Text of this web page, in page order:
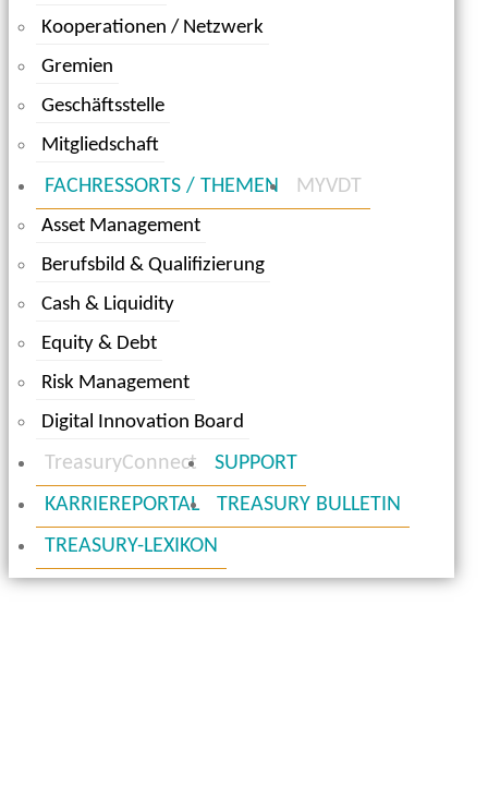
Kooperationen / Netzwerk
Gremien
Geschäftsstelle
Mitgliedschaft
FACHRESSORTS / THEMEN
Asset Management
Berufsbild & Qualifizierung
Cash & Liquidity
Equity & Debt
Risk Management
Digital Innovation Board
MYVDT
TreasuryConnect
SUPPORT
KARRIEREPORTAL
TREASURY BULLETIN
TREASURY-LEXIKON